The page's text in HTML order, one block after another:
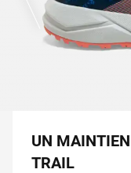
UN
TRAIL